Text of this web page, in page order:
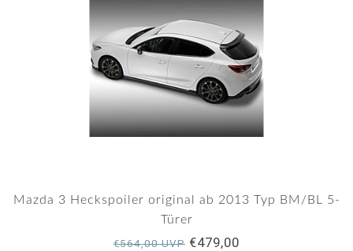
Mazda 3 Heckspoiler original ab 2013 Typ BM/BL 5-
Türer
€564,00 UVP €479,00